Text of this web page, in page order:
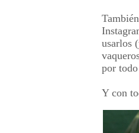
usarlos
por
Y con